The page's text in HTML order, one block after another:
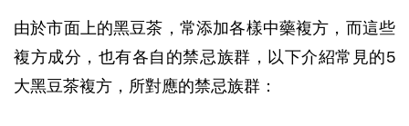
由於市面上的黑豆茶，常添加各樣中藥複方，而這些
複方成分，也有各自的禁忌族群，以下介紹常見的5
大黑豆茶複方，所對應的禁忌族群：